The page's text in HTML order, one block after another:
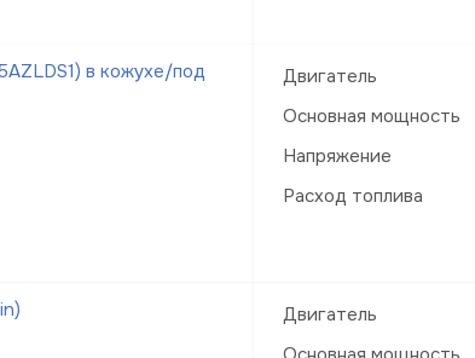
в кожухе/под
Двигатель
Основная мощность
Напряжение
Расход топлива
Двигатель